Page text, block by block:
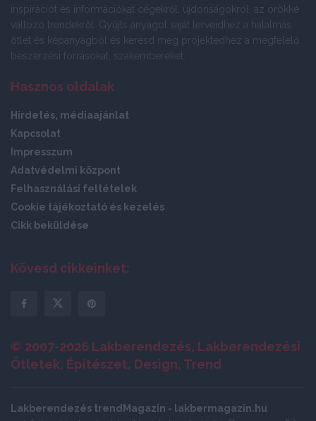
inspirációt és információkat cégekről, újdonságokról, az örökké
változó trendekről. Gyűjts anyagot saját terveidhez a hatalmas
ötlet és képanyagból és keresd meg projektedhez a megfelelő
beszerzési forrásokat, szakembereket.
Hasznos oldalak
Hirdetés, médiaajánlat
Kapcsolat
Impresszum
Adatvédelmi központ
Felhasználási feltételek
Cookie tájékoztató és kezelés
Cikk beküldése
Kövesd cikkeinket:
© 2007-2026 Lakberendezés, Lakberendezési
Ötletek, Építészet, Design, Trend
Lakberendezés trendMagazin - lakbermagazin.hu